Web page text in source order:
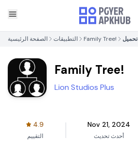
الصفحة الرئيسية التطبيقات Family Tree! تحميل
Family Tree!
Lion Studios Plus
4.9
التقييم
Nov 21, 2024
أحدث تحديث